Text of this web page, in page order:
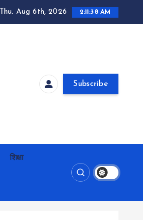
Thu. Aug 6th, 2026 2:11:39 AM
Subscribe
शिक्षा